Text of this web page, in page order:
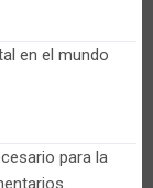
en el mundo
para la